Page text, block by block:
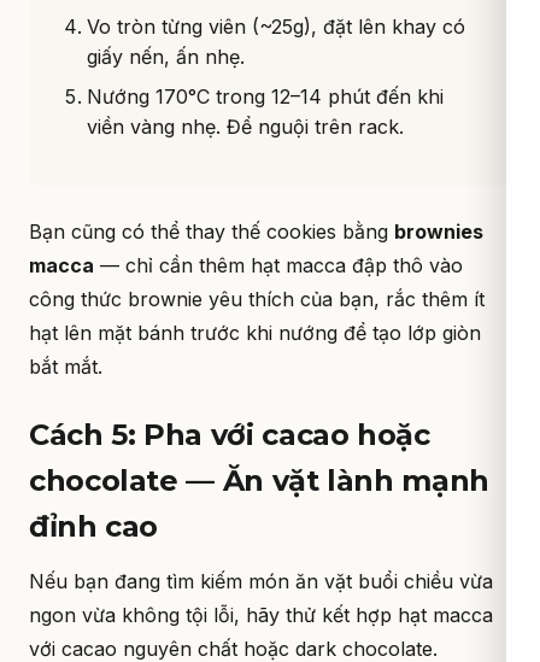
Vo tròn từng viên (~25g), đặt lên khay có
giấy nến, ấn nhẹ.
Nướng 170°C trong 12–14 phút đến khi
viền vàng nhẹ. Để nguội trên rack.
Bạn cũng có thể thay thế cookies bằng brownies
macca — chỉ cần thêm hạt macca đập thô vào
công thức brownie yêu thích của bạn, rắc thêm ít
hạt lên mặt bánh trước khi nướng để tạo lớp giòn
bắt mắt.
Cách 5: Pha với cacao hoặc
chocolate — Ăn vặt lành mạnh
đỉnh cao
Nếu bạn đang tìm kiếm món ăn vặt buổi chiều vừa
ngon vừa không tội lỗi, hãy thử kết hợp hạt macca
với cacao nguyên chất hoặc dark chocolate.